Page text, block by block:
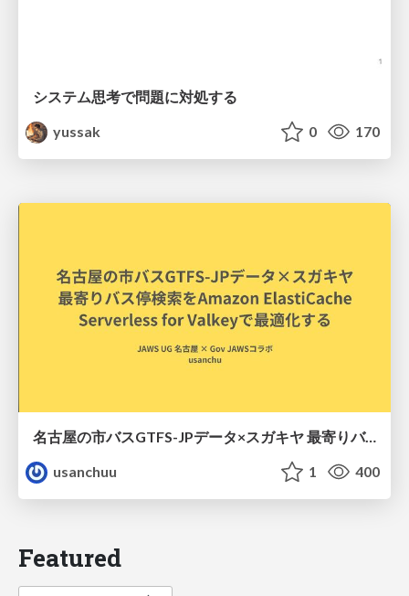
システム思考で問題に対処する
yussak
0 170
名古屋の市バスGTFS-JPデータ×スガキヤ 最寄りバス停検索をAmazon ElastiCache Serverless for Valkeyで最適化する
usanchuu
1 400
Featured